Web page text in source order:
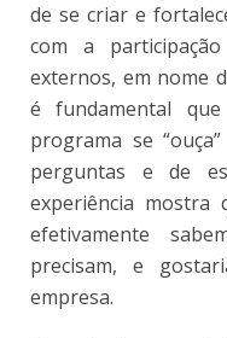
de se criar e
com a
externos, em nome
é fundamental
programa se
perguntas e de
experiência mostra
efetivamente
precisam, e
empresa.